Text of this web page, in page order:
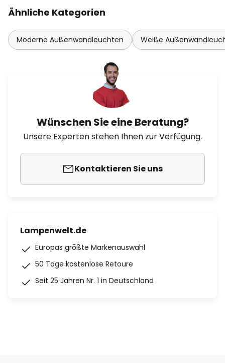
Ähnliche Kategorien
Moderne Außenwandleuchten Weiße
Wünschen Sie eine Beratung?
Unsere Experten stehen Ihnen zur Verfügung.
Kontaktieren Sie uns
Lampenwelt.de
Europas größte Markenauswahl
50 Tage kostenlose Retoure
Seit 25 Jahren Nr. 1 in Deutschland